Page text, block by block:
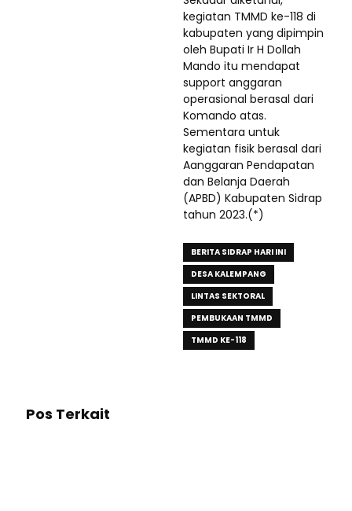
kegiatan TMMD ke-118 di
kabupaten yang dipimpin
oleh Bupati Ir H Dollah
Mando itu mendapat
support anggaran
operasional berasal dari
Komando atas.
Sementara untuk
kegiatan fisik berasal dari
Aanggaran Pendapatan
dan Belanja Daerah
(APBD) Kabupaten Sidrap
tahun 2023.(*)
BERITA SIDRAP HARI INI
DESA KALEMPANG
LINTAS SEKTORAL
PEMBUKAAN TMMD
TMMD KE-118
Pos Terkait